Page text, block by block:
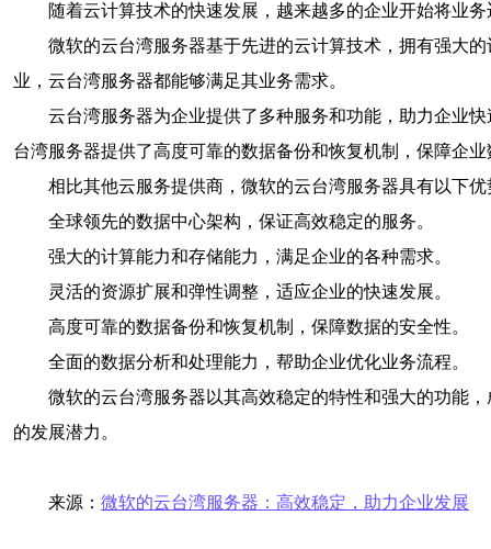
随着云计算技术的快速发展，越来越多的企业开始将业
微软的云台湾服务器基于先进的云计算技术，拥有强大
业，云台湾服务器都能够满足其业务需求。
云台湾服务器为企业提供了多种服务和功能，助力企业
台湾服务器提供了高度可靠的数据备份和恢复机制，保障企
相比其他云服务提供商，微软的云台湾服务器具有以下优
全球领先的数据中心架构，保证高效稳定的服务。
强大的计算能力和存储能力，满足企业的各种需求。
灵活的资源扩展和弹性调整，适应企业的快速发展。
高度可靠的数据备份和恢复机制，保障数据的安全性。
全面的数据分析和处理能力，帮助企业优化业务流程。
微软的云台湾服务器以其高效稳定的特性和强大的功能
的发展潜力。
来源： 微软的云台湾服务器：高效稳定，助力企业发展